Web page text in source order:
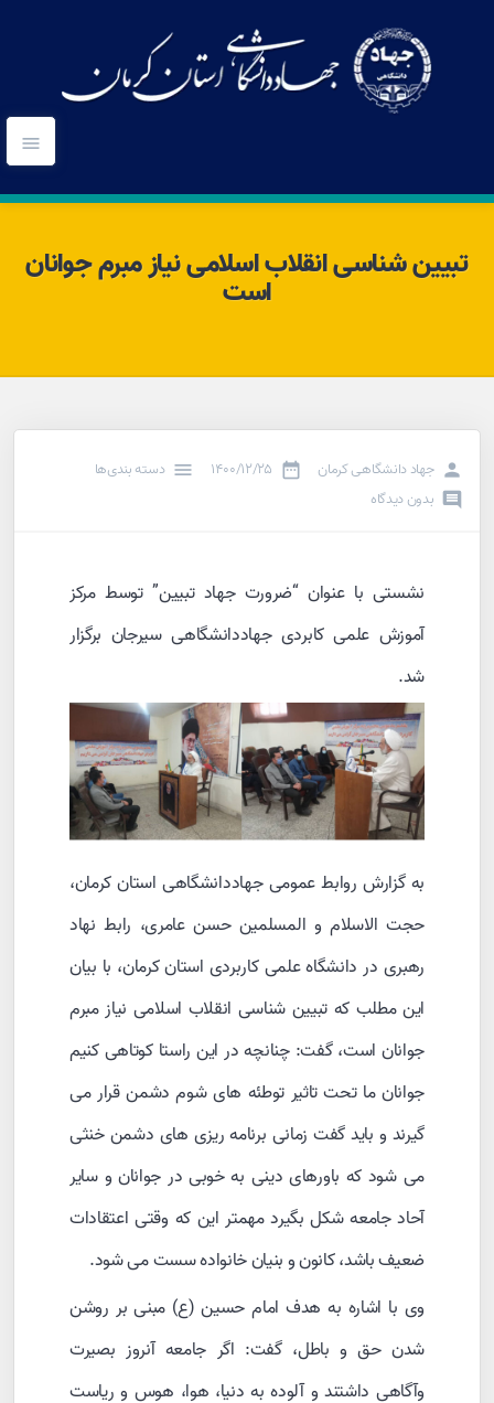
تبیین شناسی انقلاب اسلامی نیاز مبرم جوانان
است
جهاد دانشگاهی کرمان ۱۴۰۰/۱۲/۲۵
دسته بندی‌ها
بدون دیدگاه
نشستی با عنوان “ضرورت جهاد تبیین” توسط مرکز
آموزش علمی کابردی جهاددانشگاهی سیرجان برگزار
شد.
به گزارش روابط عمومی جهاددانشگاهی استان کرمان،
حجت الاسلام و المسلمین حسن عامری، رابط نهاد
رهبری در دانشگاه علمی کاربردی استان کرمان، با بیان
این مطلب که تبیین شناسی انقلاب اسلامی نیاز مبرم
جوانان است، گفت: چنانچه در این راستا کوتاهی کنیم
جوانان ما تحت تاثیر توطئه های شوم دشمن قرار می
گیرند و باید گفت زمانی برنامه ریزی های دشمن خنثی
می شود که باورهای دینی به خوبی در جوانان و سایر
آحاد جامعه شکل بگیرد مهمتر این که وقتی اعتقادات
ضعیف باشد، کانون و بنیان خانواده سست می شود.
وی با اشاره به هدف امام حسین (ع) مبنی بر روشن
شدن حق و باطل، گفت: اگر جامعه آنروز بصیرت
وآگاهی داشتند و آلوده به دنیا، هوا، هوس و ریاست